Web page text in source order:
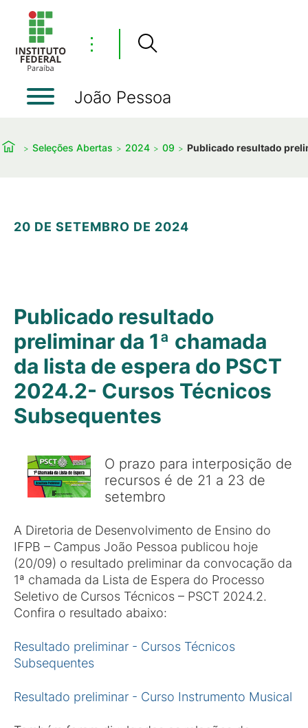
⋮
João Pessoa
Seleções Abertas 2024 09 Publicado resultado
20 DE SETEMBRO DE 2024
Publicado resultado
preliminar da 1ª chamada
da lista de espera do PSCT
2024.2- Cursos Técnicos
Subsequentes
O prazo para interposição de
recursos é de 21 a 23 de
setembro
A Diretoria de Desenvolvimento de Ensino do
IFPB – Campus João Pessoa publicou hoje
(20/09) o resultado preliminar da convocação da
1ª chamada da Lista de Espera do Processo
Seletivo de Cursos Técnicos – PSCT 2024.2.
Confira o resultado abaixo:
Resultado preliminar - Cursos Técnicos
Subsequentes
Resultado preliminar - Curso Instrumento Musical